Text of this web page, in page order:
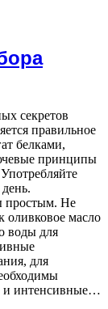
секретов
правильное
белками,
принципы
простым. Не
оливковое масло
воды для
для
и интенсивные…